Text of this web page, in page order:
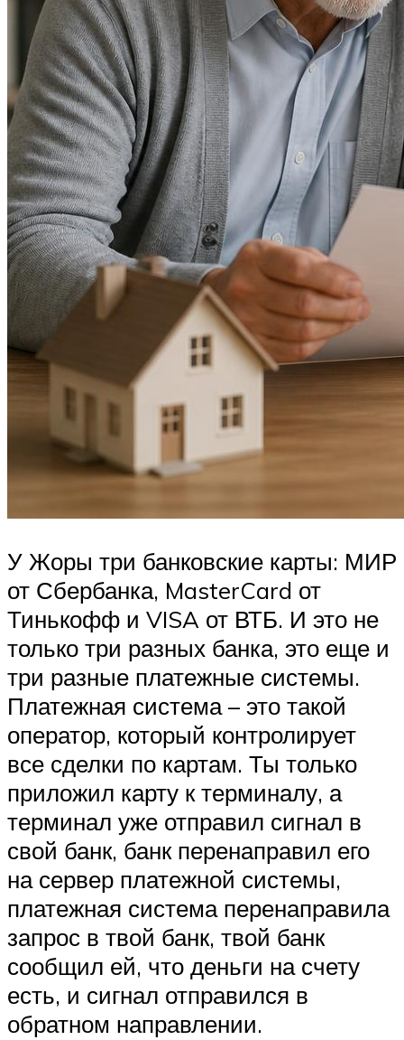
У Жоры три банковские карты: МИР
от Сбербанка, MasterCard от
Тинькофф и VISA от ВТБ. И это не
только три разных банка, это еще и
три разные платежные системы.
Платежная система – это такой
оператор, который контролирует
все сделки по картам. Ты только
приложил карту к терминалу, а
терминал уже отправил сигнал в
свой банк, банк перенаправил его
на сервер платежной системы,
платежная система перенаправила
запрос в твой банк, твой банк
сообщил ей, что деньги на счету
есть, и сигнал отправился в
обратном направлении.